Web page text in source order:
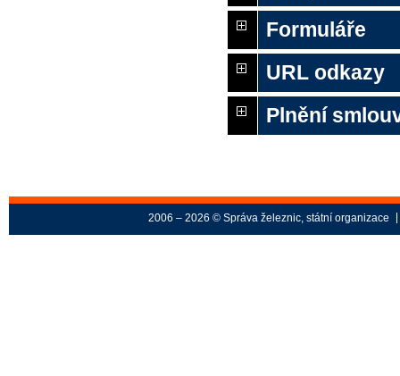
Formuláře
URL odkazy
Plnění
2006 – 2026 © Správa železnic, státní organizace